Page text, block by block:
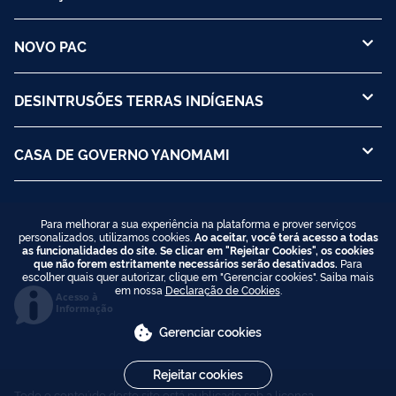
NOVO PAC
DESINTRUSÕES TERRAS INDÍGENAS
CASA DE GOVERNO YANOMAMI
Acesso à
Informação
Para melhorar a sua experiência na plataforma e prover serviços
personalizados, utilizamos cookies. Ao aceitar, você terá acesso a todas
as funcionalidades do site. Se clicar em "Rejeitar Cookies", os cookies
que não forem estritamente necessários serão desativados. Para
escolher quais quer autorizar, clique em "Gerenciar cookies". Saiba mais
em nossa Declaração de Cookies.
Gerenciar cookies
Rejeitar cookies